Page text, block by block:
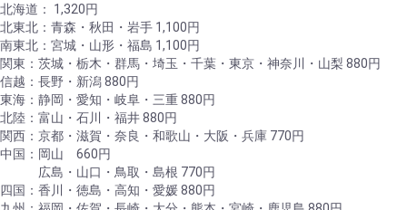
北海道： 1,320円
北東北：青森・秋田・岩手 1,100円
南東北：宮城・山形・福島 1,100円
関東：茨城・栃木・群馬・埼玉・千葉・東京・神奈川・山梨 880円
信越：長野・新潟 880円
東海：静岡・愛知・岐阜・三重 880円
北陸：富山・石川・福井 880円
関西：京都・滋賀・奈良・和歌山・大阪・兵庫 770円
中国：岡山 660円
広島・山口・鳥取・島根 770円
四国：香川・徳島・高知・愛媛 880円